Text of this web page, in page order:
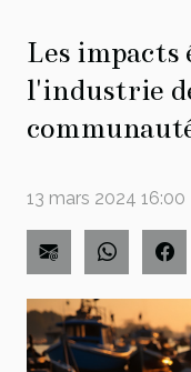
Les impacts
l'industrie
13 mars 2024 16:00